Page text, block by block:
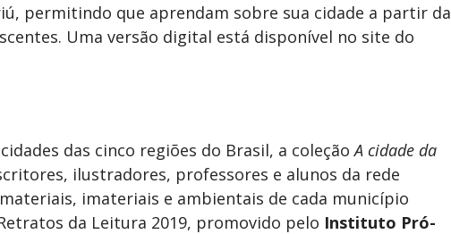
permitindo que aprendam sobre sua cidade a partir da
Uma versão digital está disponível no site do
das cinco regiões do Brasil, a coleçãoA cidade da
ilustradores, professores e alunos da rede
imateriais e ambientais de cada município
da Leitura 2019, promovido pelo Instituto Pró-